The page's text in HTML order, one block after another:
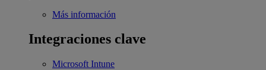
Más información
Integraciones clave
Microsoft Intune